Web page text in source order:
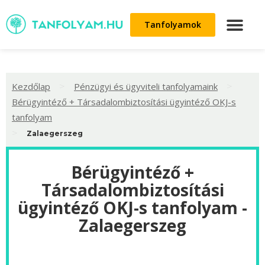
Tanfolyamok
Kezdőlap Pénzügyi és ügyviteli tanfolyamaink
Bérügyintéző + Társadalombiztosítási ügyintéző OKJ-s
tanfolyam
Zalaegerszeg
Bérügyintéző +
Társadalombiztosítási
ügyintéző OKJ-s tanfolyam -
Zalaegerszeg